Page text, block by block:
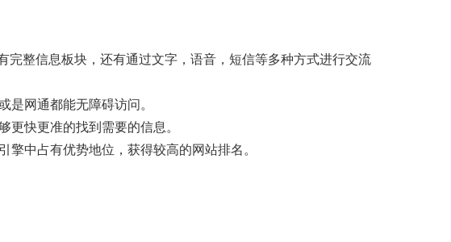
完整信息板块，还有通过文字，语音，短信等多种方式进行交流
是网通都能无障碍访问。
更快更准的找到需要的信息。
中占有优势地位，获得较高的网站排名。